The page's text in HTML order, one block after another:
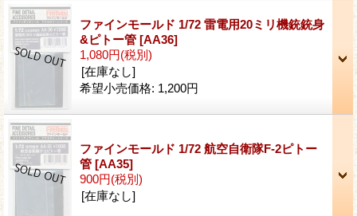
ファインモールド 1/72 雷電用20ミリ機銃銃身
&ピトー管 [AA36]
1,080円(税別)
[在庫なし]
希望小売価格: 1,200円
ファインモールド 1/72 航空自衛隊F-2ピトー
管 [AA35]
900円(税別)
[在庫なし]